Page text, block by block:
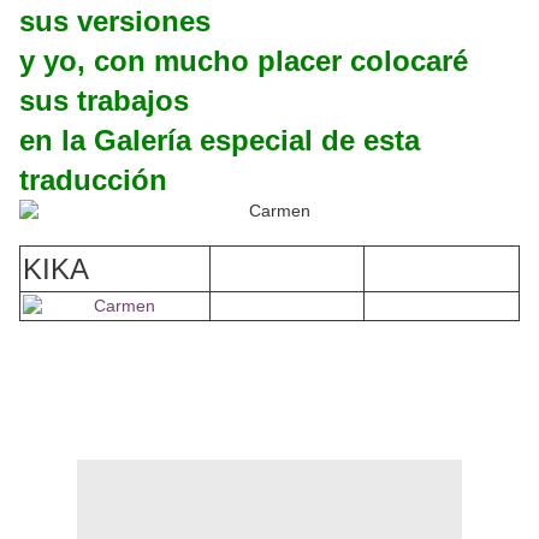
sus versiones
y yo, con mucho placer colocaré
sus trabajos
en la Galería especial de esta
traducción
KIKA